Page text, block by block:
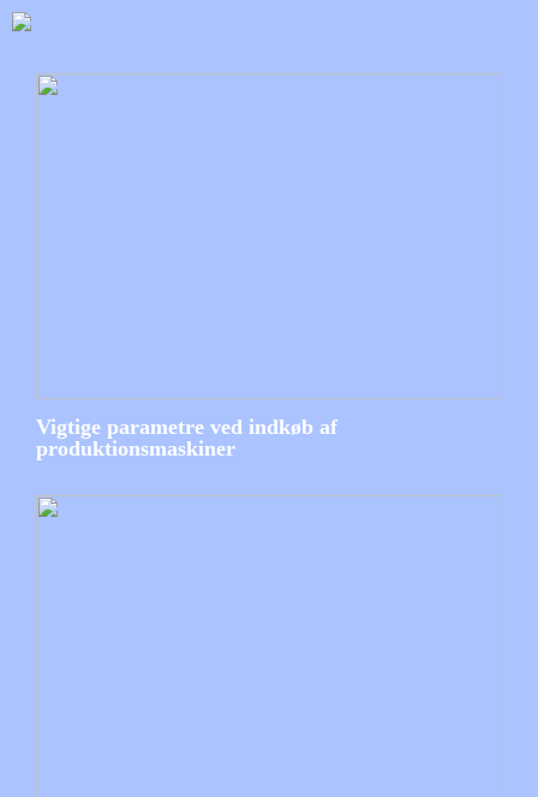
Vigtige parametre ved indkøb af
produktionsmaskiner